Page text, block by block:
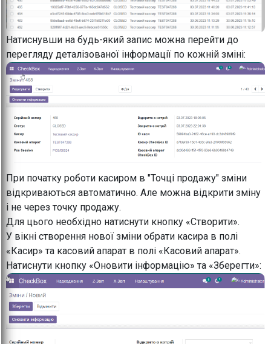
Натиснувши на будь-який запис можна перейти до
перегляду деталізованої інформації по кожній зміні:
При початку роботи касиром в "Точці продажу" зміни
відкриваються автоматично. Але можна відкрити зміну
і не через точку продажу.
Для цього необхідно натиснути кнопку «Створити».
У вікні створення нової зміни обрати касира в полі
«Касир» та касовий апарат в полі «Касовий апарат».
Натиснути кнопку «Оновити інформацію» та «Зберегти»: